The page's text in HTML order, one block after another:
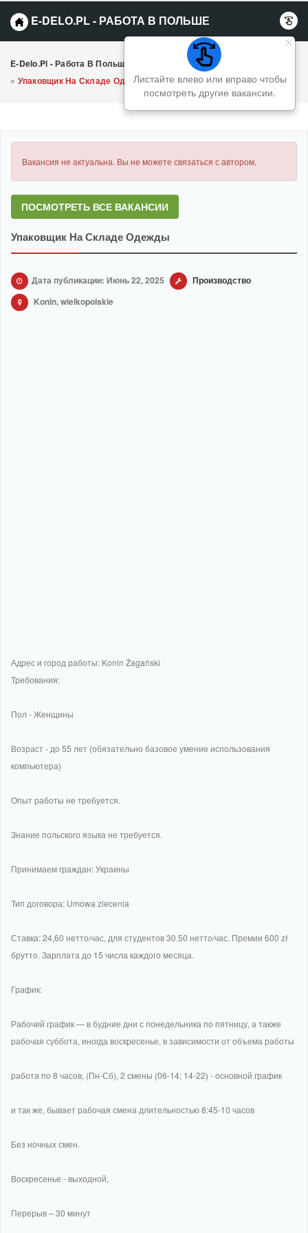
E-DELO.PL - РАБОТА В ПОЛЬШЕ
Листайте влево или вправо чтобы
посмотреть другие вакансии.
E-Delo.pl - Работа В Польше Вакансии
Производство
» Упаковщик На Складе Одежды
Вакансия не актуальна. Вы не можете связаться с автором.
ПОСМОТРЕТЬ ВСЕ ВАКАНСИИ
Упаковщик На Складе Одежды
Дата публикации: Июнь 22, 2025
Производство
Konin, wielkopolskie
Адрес и город работы: Konin Żagański
Требования:
Пол - Женщины
Возраст - до 55 лет (обязательно базовое умение использования
компьютера)
Опыт работы не требуется.
Знание польского языка не требуется.
Принимаем граждан: Украины
Тип договора: Umowa zlecenia
Ставка: 24,60 нетто/час, для студентов 30.50 нетто/час. Премии 600 zł
брутто. Зарплата до 15 числа каждого месяца.
График:
Рабочий график — в будние дни с понедельника по пятницу, а также
рабочая суббота, иногда воскресенье, в зависимости от объема работы
работа по 8 часов, (Пн-Сб), 2 смены (06-14; 14-22) - основной график
и так же, бывает рабочая смена длительностью 8:45-10 часов
Без ночных смен.
Воскресенье - выходной,
Перерыв – 30 минут